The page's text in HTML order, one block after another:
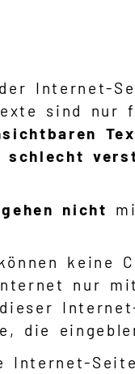
Internet-
sind nur
schlecht
gehen nicht
keine
nur
die
Internet-